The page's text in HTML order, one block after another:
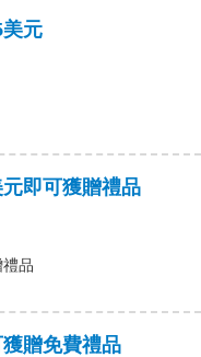
元
即可獲贈禮品
品
贈免費禮品